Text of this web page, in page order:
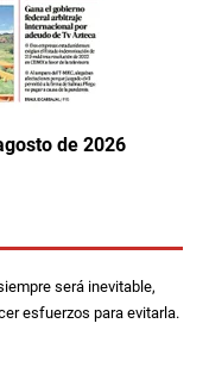
de 2026
será inevitable,
esfuerzos para evitarla.